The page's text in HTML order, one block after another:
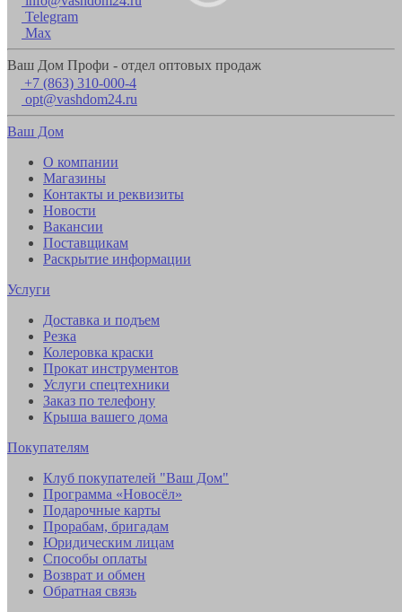
Telegram
Max
Ваш Дом Профи - отдел оптовых продаж
+7 (863) 310-000-4
opt@vashdom24.ru
Ваш Дом
О компании
Магазины
Контакты и реквизиты
Новости
Вакансии
Поставщикам
Раскрытие информации
Услуги
Доставка и подъем
Резка
Колеровка краски
Прокат инструментов
Услуги спецтехники
Заказ по телефону
Крыша вашего дома
Покупателям
Клуб покупателей "Ваш Дом"
Программа «Новосёл»
Подарочные карты
Прорабам, бригадам
Юридическим лицам
Способы оплаты
Возврат и обмен
Обратная связь